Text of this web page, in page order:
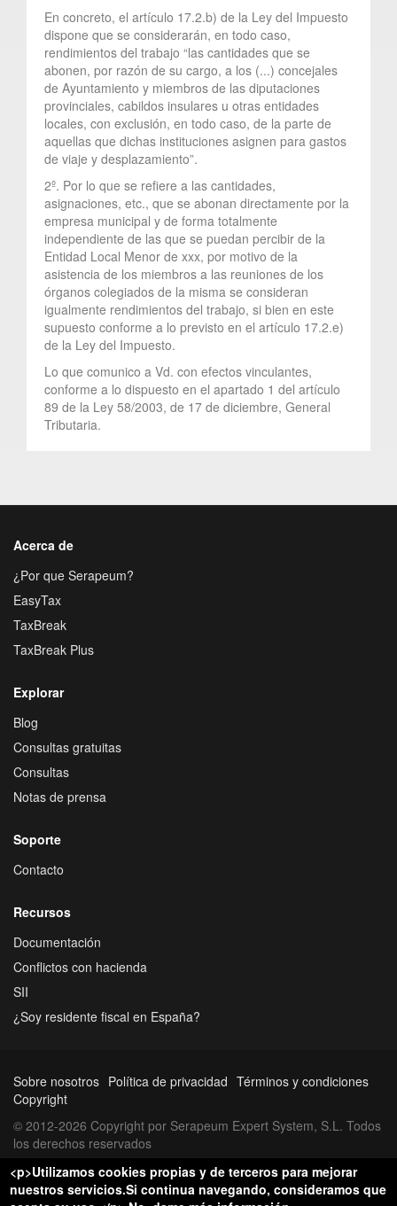
En concreto, el artículo 17.2.b) de la Ley del Impuesto
dispone que se considerarán, en todo caso,
rendimientos del trabajo “las cantidades que se
abonen, por razón de su cargo, a los (...) concejales
de Ayuntamiento y miembros de las diputaciones
provinciales, cabildos insulares u otras entidades
locales, con exclusión, en todo caso, de la parte de
aquellas que dichas instituciones asignen para gastos
de viaje y desplazamiento”.
2º. Por lo que se refiere a las cantidades,
asignaciones, etc., que se abonan directamente por la
empresa municipal y de forma totalmente
independiente de las que se puedan percibir de la
Entidad Local Menor de xxx, por motivo de la
asistencia de los miembros a las reuniones de los
órganos colegiados de la misma se consideran
igualmente rendimientos del trabajo, si bien en este
supuesto conforme a lo previsto en el artículo 17.2.e)
de la Ley del Impuesto.
Lo que comunico a Vd. con efectos vinculantes,
conforme a lo dispuesto en el apartado 1 del artículo
89 de la Ley 58/2003, de 17 de diciembre, General
Tributaria.
Acerca de
¿Por que Serapeum?
EasyTax
TaxBreak
TaxBreak Plus
Explorar
Blog
Consultas gratuitas
Consultas
Notas de prensa
Soporte
Contacto
Recursos
Documentación
Conflictos con hacienda
SII
¿Soy residente fiscal en España?
Sobre nosotros Política de privacidad Términos y condiciones
Copyright
© 2012-2026 Copyright por Serapeum Expert System, S.L. Todos
los derechos reservados
<p>Utilizamos cookies propias y de terceros para mejorar
nuestros servicios.Si continua navegando, consideramos que